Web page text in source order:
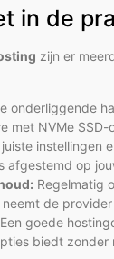
in de
zijn er
onderliggende
met NVMe
juiste instellingen
afgestemd op
Regelmatig
de
Een goede
biedt